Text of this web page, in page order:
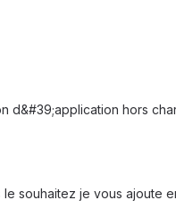
hors
souhaitez je vous ajoute